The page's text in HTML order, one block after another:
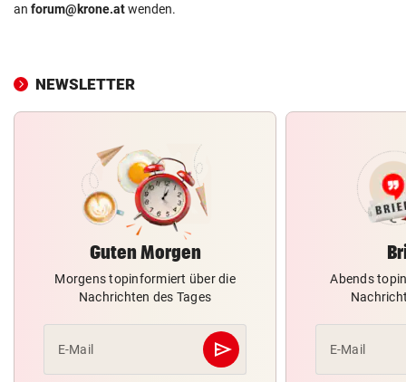
an forum@krone.atwenden.
NEWSLETTER
Guten Morgen
Morgens topinformiert über die
Nachrichten des Tages
E-Mail send
Abschicken
Abends
E-Mail